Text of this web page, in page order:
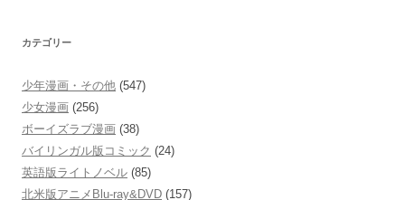
カテゴリー
少年漫画・その他 (547)
少女漫画 (256)
ボーイズラブ漫画 (38)
バイリンガル版コミック (24)
英語版ライトノベル (85)
北米版アニメBlu-ray&DVD (157)